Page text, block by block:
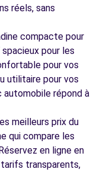
réels, sans
compacte pour
pour les
pour vos
utilitaire pour vos
répond à
meilleurs prix du
qui compare les
en ligne en
transparents,